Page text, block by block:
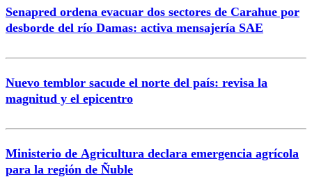
Correo
Senapred ordena evacuar dos sectores de Carahue por
desborde del río Damas: activa mensajería SAE
Nuevo temblor sacude el norte del país: revisa la
magnitud y el epicentro
Ministerio de Agricultura declara emergencia agrícola
para la región de Ñuble